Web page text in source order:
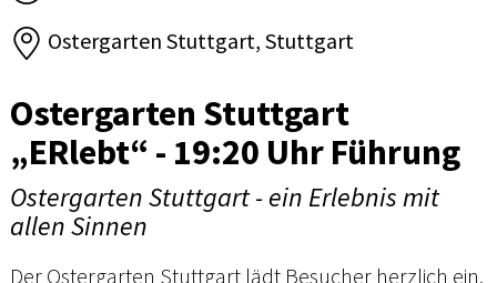
Ostergarten Stuttgart, Stuttgart
Ostergarten Stuttgart
„ERlebt“ - 19:20 Uhr Führung
Ostergarten Stuttgart - ein Erlebnis mit
allen Sinnen
Der Ostergarten Stuttgart lädt Besucher herzlich ein,